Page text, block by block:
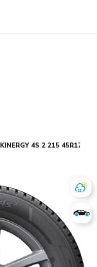
KINERGY 4S 2 215 45R17 91Y